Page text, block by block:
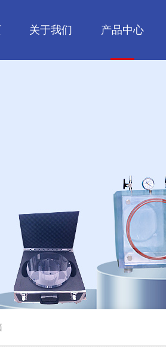
关于我们 产品中心